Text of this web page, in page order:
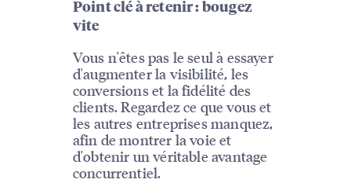
Point clé à retenir : bougez
vite
Vous n'êtes pas le seul à essayer
d'augmenter la visibilité, les
conversions et la fidélité des
clients. Regardez ce que vous et
les autres entreprises manquez,
afin de montrer la voie et
d'obtenir un véritable avantage
concurrentiel.